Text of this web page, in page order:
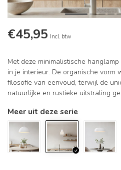
€45,95 Incl. btw
Met deze minimalistische
in je interieur. De organische vorm
filosofie van eenvoud, terwijl de
natuurlijke en rustieke uitstraling
Meer uit deze serie